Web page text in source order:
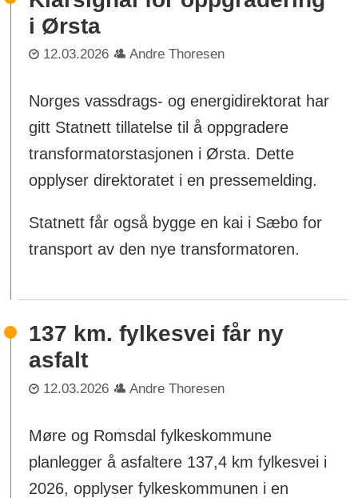
i Ørsta
12.03.2026 Andre Thoresen
Norges vassdrags- og energidirektorat har
gitt Statnett tillatelse til å oppgradere
transformatorstasjonen i Ørsta. Dette
opplyser direktoratet i en pressemelding.
Statnett får også bygge en kai i Sæbo for
transport av den nye transformatoren.
137 km. fylkesvei får ny
asfalt
12.03.2026 Andre Thoresen
Møre og Romsdal fylkeskommune
planlegger å asfaltere 137,4 km fylkesvei i
2026, opplyser fylkeskommunen i en